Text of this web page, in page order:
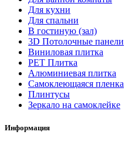
Для кухни
Для спальни
В гостиную (зал)
3D Потолочные панели
Виниловая плитка
PET Плитка
Алюминиевая плитка
Самоклеющаяся пленка
Плинтусы
Зеркало на самоклейке
Информация